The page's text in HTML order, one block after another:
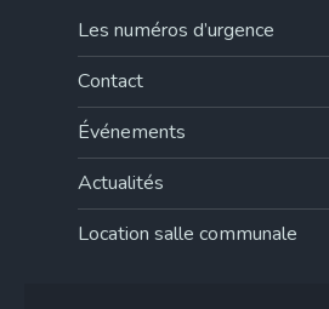
Les numéros d’urgence
Contact
Événements
Actualités
Location salle communale